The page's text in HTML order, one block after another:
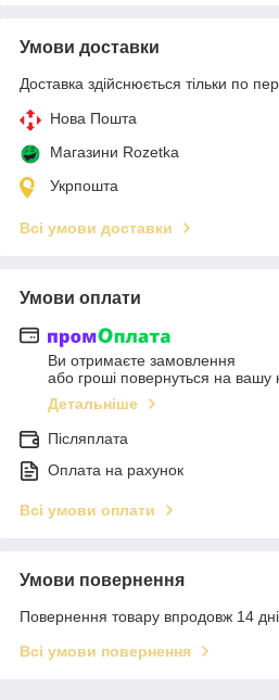
Умови доставки
Доставка здійснюється тільки по
Нова Пошта
Магазини Rozetka
Укрпошта
Всі умови доставки
Умови оплати
Ви отримаєте замовлення
або гроші повернуться на вашу
Детальніше
Післяплата
Оплата на рахунок
Всі умови оплати
Умови повернення
Повернення товару впродовж 14
Всі умови повернення